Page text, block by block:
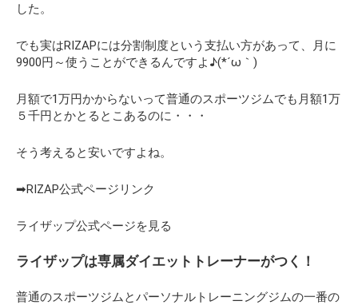
した。
でも実はRIZAPには分割制度という支払い方があって、
月に
9900円～使う ことができるんですよ♪(*´ω｀)
月額で1万円かからないって普通のスポーツジムでも月額1万
５千円とかとるとこあるのに・・・
そう考えると安いですよね。
➡RIZAP公式ページリンク
ライザップ公式ページを見る
ライザップは専属ダイエットトレーナーがつく！
普通のスポーツジムとパーソナルトレーニングジムの一番の